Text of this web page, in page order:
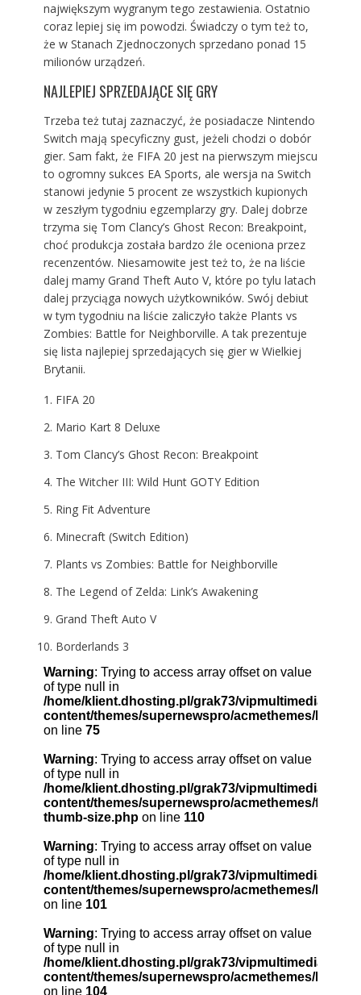
największym wygranym tego zestawienia. Ostatnio
coraz lepiej się im powodzi. Świadczy o tym też to,
że w Stanach Zjednoczonych sprzedano ponad 15
milionów urządzeń.
NAJLEPIEJ SPRZEDAJĄCE SIĘ GRY
Trzeba też tutaj zaznaczyć, że posiadacze Nintendo
Switch mają specyficzny gust, jeżeli chodzi o dobór
gier. Sam fakt, że FIFA 20 jest na pierwszym miejscu
to ogromny sukces EA Sports, ale wersja na Switch
stanowi jedynie 5 procent ze wszystkich kupionych
w zeszłym tygodniu egzemplarzy gry. Dalej dobrze
trzyma się Tom Clancy’s Ghost Recon: Breakpoint,
choć produkcja została bardzo źle oceniona przez
recenzentów. Niesamowite jest też to, że na liście
dalej mamy Grand Theft Auto V, które po tylu latach
dalej przyciąga nowych użytkowników. Swój debiut
w tym tygodniu na liście zaliczyło także Plants vs
Zombies: Battle for Neighborville. A tak prezentuje
się lista najlepiej sprzedających się gier w Wielkiej
Brytanii.
FIFA 20
Mario Kart 8 Deluxe
Tom Clancy’s Ghost Recon: Breakpoint
The Witcher III: Wild Hunt GOTY Edition
Ring Fit Adventure
Minecraft (Switch Edition)
Plants vs Zombies: Battle for Neighborville
The Legend of Zelda: Link’s Awakening
Grand Theft Auto V
Borderlands 3